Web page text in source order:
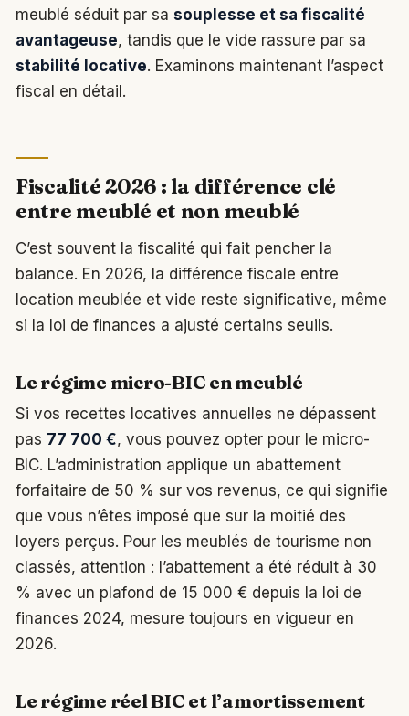
meublé séduit par sa souplesse et sa fiscalité
avantageuse, tandis que le vide rassure par sa
stabilité locative. Examinons maintenant l’aspect
fiscal en détail.
Fiscalité 2026 : la différence clé
entre meublé et non meublé
C’est souvent la fiscalité qui fait pencher la
balance. En 2026, la différence fiscale entre
location meublée et vide reste significative, même
si la loi de finances a ajusté certains seuils.
Le régime micro-BIC en meublé
Si vos recettes locatives annuelles ne dépassent
pas 77 700 €, vous pouvez opter pour le micro-
BIC. L’administration applique un abattement
forfaitaire de 50 % sur vos revenus, ce qui signifie
que vous n’êtes imposé que sur la moitié des
loyers perçus. Pour les meublés de tourisme non
classés, attention : l’abattement a été réduit à 30
% avec un plafond de 15 000 € depuis la loi de
finances 2024, mesure toujours en vigueur en
2026.
Le régime réel BIC et l’amortissement